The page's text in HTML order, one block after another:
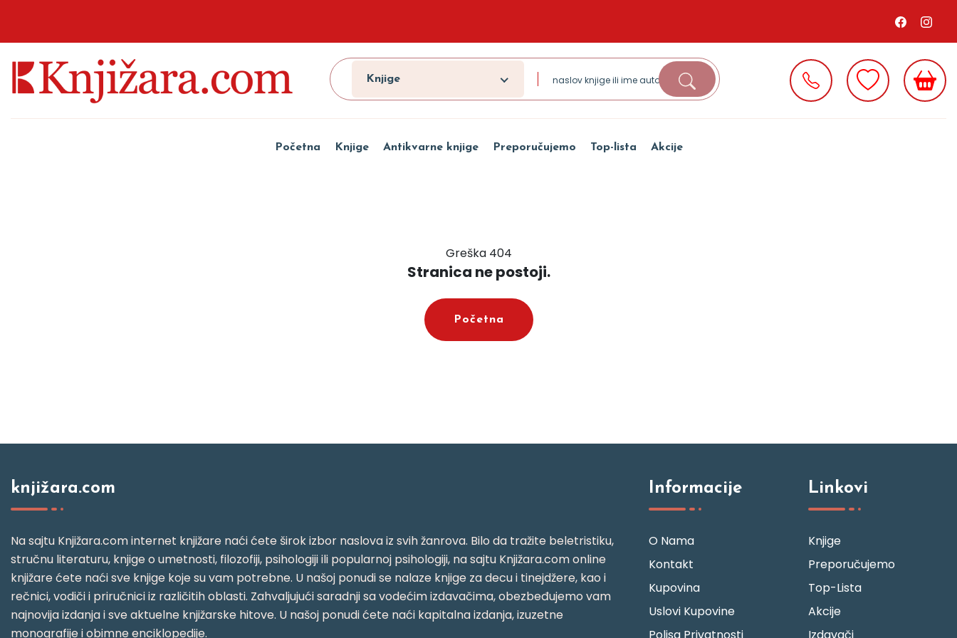
Knjige
Početna Knjige Antikvarne knjige Preporučujemo Top-lista Akcije
Greška 404
Stranica ne postoji.
Početna
knjižara.com
Na sajtu Knjižara.com internet knjižare naći ćete širok izbor naslova iz svih žanrova. Bilo da tražite beletristiku,
stručnu literaturu, knjige o umetnosti, filozofiji, psihologiji ili popularnoj psihologiji, na sajtu Knjižara.com online
knjižare ćete naći sve knjige koje su vam potrebne. U našoj ponudi se nalaze knjige za decu i tinejdžere, kao i
rečnici, vodiči i priručnici iz različitih oblasti. Zahvaljujući saradnji sa vodećim izdavačima, obezbeđujemo vam
najnovija izdanja i sve aktuelne knjižarske hitove. U našoj ponudi ćete naći kapitalna izdanja, izuzetne
monografije i obimne enciklopedije.
Informacije
O Nama
Kontakt
Kupovina
Uslovi Kupovine
Linkovi
Knjige
Preporučujemo
Top-Lista
Akcije